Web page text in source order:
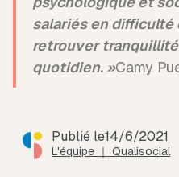
salariés en difficulté
retrouver
quotidien. »Camy
Publié le14/6/2021
L'équipe ｜ Qualisocial